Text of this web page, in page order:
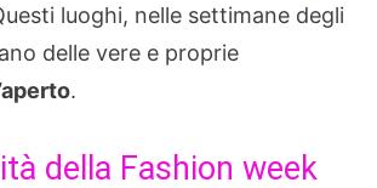
luoghi, nelle settimane degli
delle vere e proprie
.
della Fashion week